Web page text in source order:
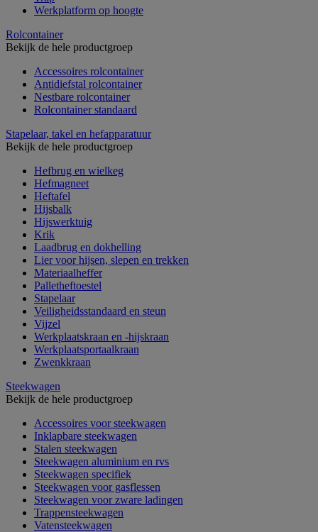
Werkplatform op hoogte
Rolcontainer
Bekijk de hele productgroep
Accessoires rolcontainer
Antidiefstal rolcontainer
Nestbare rolcontainer
Rolcontainer standaard
Stapelaar, takel en hefapparatuur
Bekijk de hele productgroep
Hefbrug en wielkeg
Hefmagneet
Heftafel
Hijsbalk
Hijswerktuig
Krik
Laadbrug en dokhelling
Lier voor hijsen, slepen en trekken
Materiaalheffer
Palletheftoestel
Stapelaar
Veiligheidsstandaard en steun
Vijzel
Werkplaatskraan en -hijskraan
Werkplaatsportaalkraan
Zwenkkraan
Steekwagen
Bekijk de hele productgroep
Accessoires voor steekwagen
Inklapbare steekwagen
Stalen steekwagen
Steekwagen aluminium en rvs
Steekwagen specifiek
Steekwagen voor gasflessen
Steekwagen voor zware ladingen
Trappensteekwagen
Vatensteekwagen